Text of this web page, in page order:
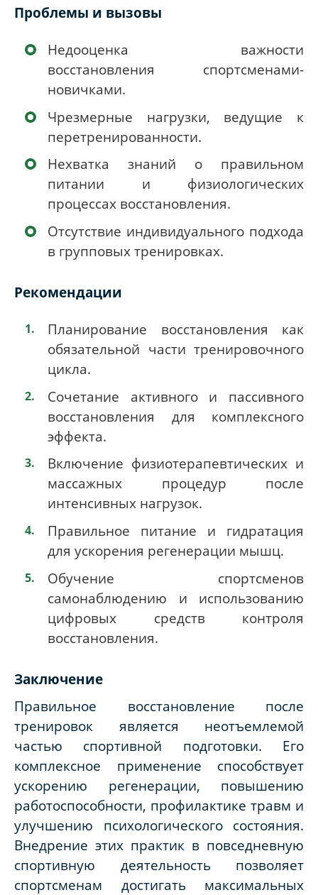
Проблемы и вызовы
Недооценка важности
восстановления спортсменами-
новичками.
Чрезмерные нагрузки, ведущие к
перетренированности.
Нехватка знаний о правильном
питании и физиологических
процессах восстановления.
Отсутствие индивидуального подхода
в групповых тренировках.
Рекомендации
Планирование восстановления как
обязательной части тренировочного
цикла.
Сочетание активного и пассивного
восстановления для комплексного
эффекта.
Включение физиотерапевтических и
массажных процедур после
интенсивных нагрузок.
Правильное питание и гидратация
для ускорения регенерации мышц.
Обучение спортсменов
самонаблюдению и использованию
цифровых средств контроля
восстановления.
Заключение
Правильное восстановление после
тренировок является неотъемлемой
частью спортивной подготовки. Его
комплексное применение способствует
ускорению регенерации, повышению
работоспособности, профилактике травм и
улучшению психологического состояния.
Внедрение этих практик в повседневную
спортивную деятельность позволяет
спортсменам достигать максимальных